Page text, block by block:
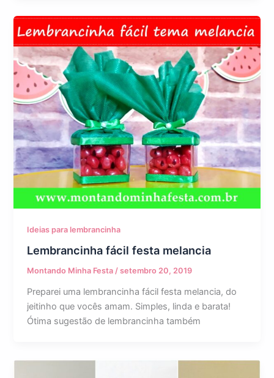
Ideias para lembrancinha
Lembrancinha fácil festa melancia
Montando Minha Festa/setembro 20, 2019
Preparei uma lembrancinha fácil festa melancia, do
jeitinho que vocês amam. Simples, linda e barata!
Ótima sugestão de lembrancinha também